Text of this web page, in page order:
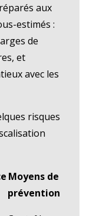
aux
estimés :
de
et
avec les
risques
Moyens de
prévention